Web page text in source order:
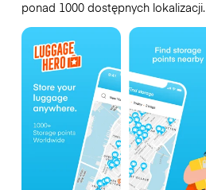
ponad 1000 dostępnych lokalizacji.